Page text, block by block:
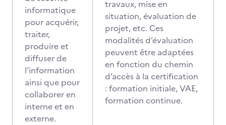
informatique
pour acquérir,
traiter,
produire et
diffuser de
l’information
ainsi que pour
collaborer en
interne et en
externe.
travaux, mise en
situation, évaluation de
projet, etc. Ces
modalités d’évaluation
peuvent être adaptées
en fonction du chemin
d’accès à la certification
: formation initiale, VAE,
formation continue.